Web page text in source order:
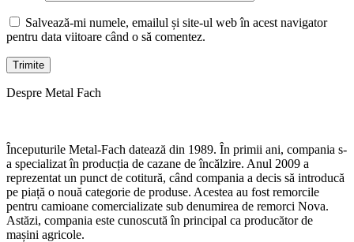
Salvează-mi numele, emailul și site-ul web în acest navigator
pentru data viitoare când o să comentez.
Despre Metal Fach
Începuturile Metal-Fach datează din 1989. În primii ani, compania s-
a specializat în producția de cazane de încălzire. Anul 2009 a
reprezentat un punct de cotitură, când compania a decis să introducă
pe piață o nouă categorie de produse. Acestea au fost remorcile
pentru camioane comercializate sub denumirea de remorci Nova.
Astăzi, compania este cunoscută în principal ca producător de
mașini agricole.